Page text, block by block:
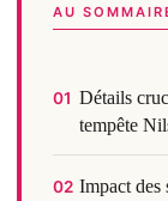
AU
01 Détails
tempête
02 Impact des